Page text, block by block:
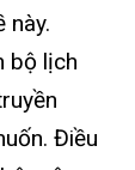
này.
bộ lịch
Điều